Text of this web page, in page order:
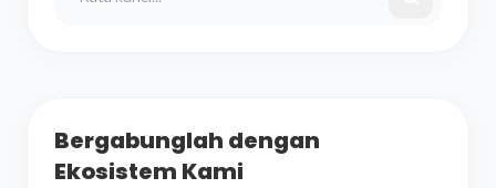
Bergabunglah dengan
Ekosistem Kami